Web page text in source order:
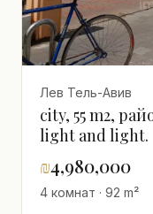
Лев Тель-Авив
city, 55 m2,
light and light.
₪4,980,000
4 комнат · 92 m²